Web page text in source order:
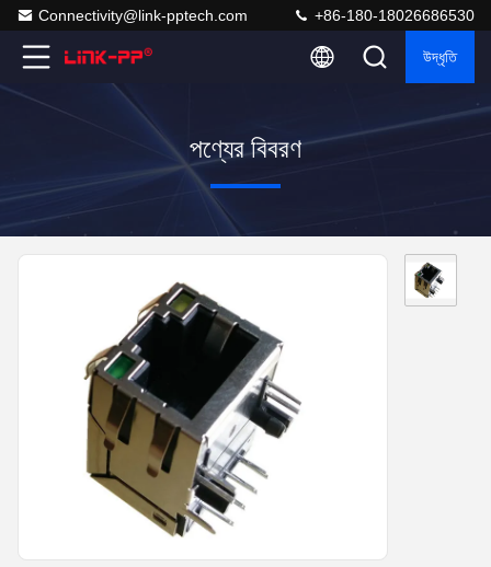
Connectivity@link-pptech.com +86-180-18026686530
উদ্ধৃতি
পণ্যের বিবরণ